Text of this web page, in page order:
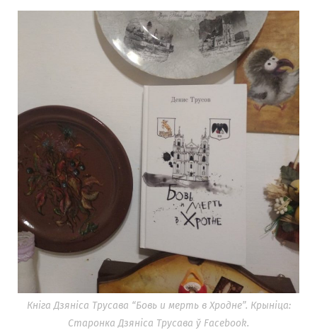
Кніга Дзяніса Трусава “Бовь и мерть в Хродне”. Крыніца:
Старонка Дзяніса Трусава ў Facebook.